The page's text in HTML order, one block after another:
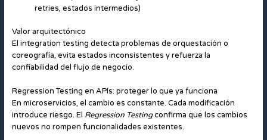
retries, estados intermedios)
Valor arquitectónico
El integration testing detecta problemas de orquestación o
coreografía, evita estados inconsistentes y refuerza la
confiabilidad del flujo de negocio.
Regression Testing en APIs: proteger lo que ya funciona
En microservicios, el cambio es constante. Cada modificación
introduce riesgo. El Regression Testingconfirma que los cambios
nuevos no rompen funcionalidades existentes.